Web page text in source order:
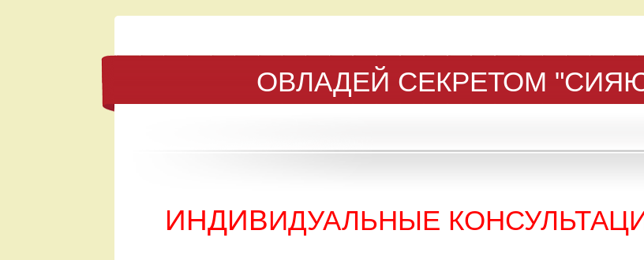
ОВЛАДЕЙ СЕКРЕТОМ
ИНДИВИДУАЛЬНЫЕ